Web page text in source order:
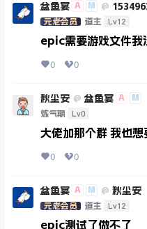
盆鱼宴 A M @
元老会员 道主 Lv12
epic需要游戏文件我
0 0
秋尘安 @ 盆鱼宴 A
M
炼气期
Lv0
大佬加那个群 我也
0 0
盆鱼宴 A M @ 秋尘安
元老会员 道主 Lv12
epic测试了做不了